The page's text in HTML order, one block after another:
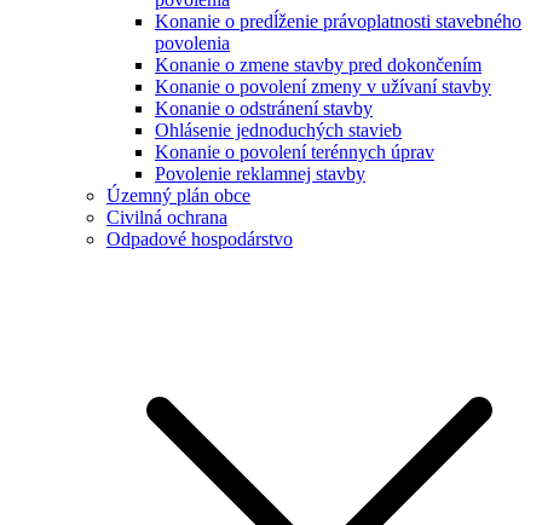
Konanie o predĺženie právoplatnosti stavebného
povolenia
Konanie o zmene stavby pred dokončením
Konanie o povolení zmeny v užívaní stavby
Konanie o odstránení stavby
Ohlásenie jednoduchých stavieb
Konanie o povolení terénnych úprav
Povolenie reklamnej stavby
Územný plán obce
Civilná ochrana
Odpadové hospodárstvo